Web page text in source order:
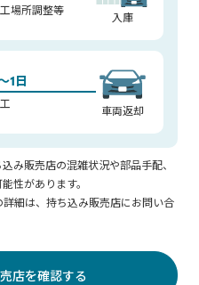
場所調整等 入庫
1日
車両返却
み販売店の混雑状況や部品手配、
性があります。
細は、持ち込み販売店にお問い合
店を確認する